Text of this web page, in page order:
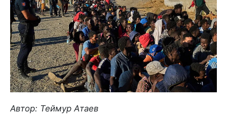
Автор: Теймур Атаев